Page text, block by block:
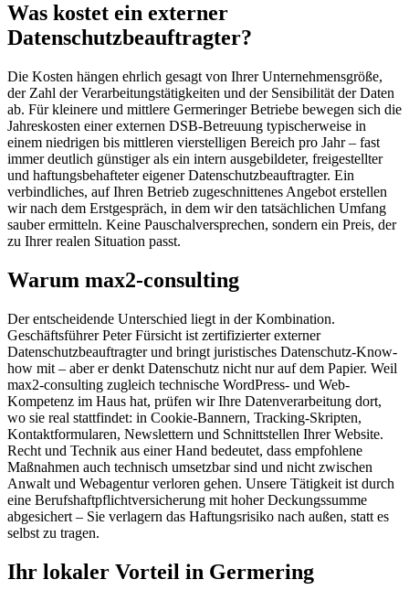
Was kostet ein externer
Datenschutzbeauftragter?
Die Kosten hängen ehrlich gesagt von Ihrer Unternehmensgröße,
der Zahl der Verarbeitungstätigkeiten und der Sensibilität der Daten
ab. Für kleinere und mittlere Germeringer Betriebe bewegen sich die
Jahreskosten einer externen DSB-Betreuung typischerweise in
einem niedrigen bis mittleren vierstelligen Bereich pro Jahr – fast
immer deutlich günstiger als ein intern ausgebildeter, freigestellter
und haftungsbehafteter eigener Datenschutzbeauftragter. Ein
verbindliches, auf Ihren Betrieb zugeschnittenes Angebot erstellen
wir nach dem Erstgespräch, in dem wir den tatsächlichen Umfang
sauber ermitteln. Keine Pauschalversprechen, sondern ein Preis, der
zu Ihrer realen Situation passt.
Warum max2-consulting
Der entscheidende Unterschied liegt in der Kombination.
Geschäftsführer Peter Fürsicht ist zertifizierter externer
Datenschutzbeauftragter und bringt juristisches Datenschutz-Know-
how mit – aber er denkt Datenschutz nicht nur auf dem Papier. Weil
max2-consulting zugleich technische WordPress- und Web-
Kompetenz im Haus hat, prüfen wir Ihre Datenverarbeitung dort,
wo sie real stattfindet: in Cookie-Bannern, Tracking-Skripten,
Kontaktformularen, Newslettern und Schnittstellen Ihrer Website.
Recht und Technik aus einer Hand bedeutet, dass empfohlene
Maßnahmen auch technisch umsetzbar sind und nicht zwischen
Anwalt und Webagentur verloren gehen. Unsere Tätigkeit ist durch
eine Berufshaftpflichtversicherung mit hoher Deckungssumme
abgesichert – Sie verlagern das Haftungsrisiko nach außen, statt es
selbst zu tragen.
Ihr lokaler Vorteil in Germering